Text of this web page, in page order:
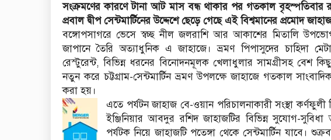
সংক্রমণের কারণে টানা আট মাস বন্ধ থাকার পর গতকাল বৃহস্পতিবার
প্রবাল দ্বীপ সেন্টমার্টিনের উদ্দেশে ছেড়ে গেছে এই বিশ্বমানের প্রমোদ
বঙ্গোপসাগরে ভেসে স্বচ্ছ নীল জলরাশি আর আকাশের মিতালি
জাপানে তৈরি অত্যাধুনিক এ জাহাজে। ভ্রমণ পিপাসুদের চাহিদা
রেস্টুরেন্ট, বিভিন্ন ধরনের বিনোদনমূলক খেলাধুলার সামগ্রীসহ বেশ
নতুন করে চট্টগ্রাম-সেন্টমার্টিন ভ্রমণ উপলক্ষে জাহাজে গতকাল
করা হয়।
এতে পর্যটন জাহাজ বে-ওয়ান পরিচালনাকারী সংস্থা কর্ণফুলী
ইঞ্জিনিয়ার আবদুর রশিদ জাহাজটির বিভিন্ন সুযোগ-
পর্যটক নিয়ে জাহাজটি পতেঙ্গা থেকে সেন্টমার্টিন যাবে।